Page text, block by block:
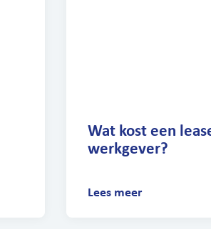
Wat kost een
werkgever?
Lees meer